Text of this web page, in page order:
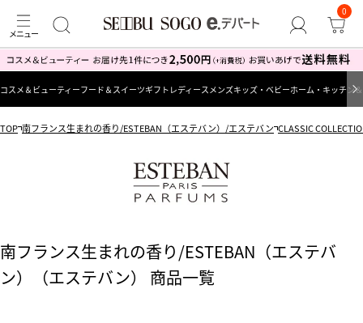
0
コスメ＆ビューティーフード＆スイーツギフト レディース メンズキッズ・ベビーホーム・キッチン
TOP 南フランス生まれの香り/ESTEBAN（エステバン）/エステバン CLASSIC
南フランス生まれの香り/ESTEBAN（エステバ
ン）（エステバン） 商品一覧